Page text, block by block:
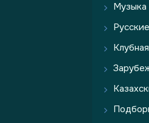
Музыка